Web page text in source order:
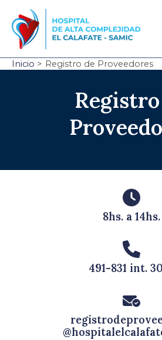
contenido
Inicio Registro de Proveedores
8hs. a 14hs.
491-831 int.
@